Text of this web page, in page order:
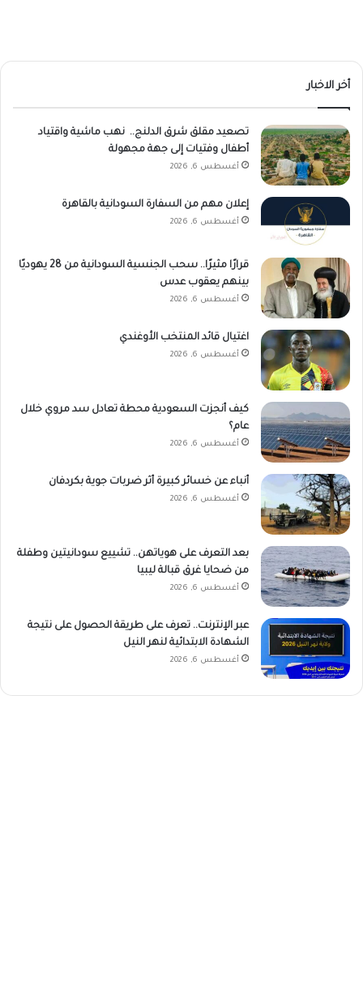
أخر الاخبار
تصعيد مقلق شرق الدلنج.. نهب ماشية واقتياد
أطفال وفتيات إلى جهة مجهولة
أغسطس 6, 2026
إعلان مهم من السفارة السودانية بالقاهرة
أغسطس 6, 2026
قرارًا مثيرًا.. سحب الجنسية السودانية من 28 يهوديًا
بينهم يعقوب عدس
أغسطس 6, 2026
اغتيال قائد المنتخب الأوغندي
أغسطس 6, 2026
كيف أنجزت السعودية محطة تعادل سد مروي خلال
عام؟
أغسطس 6, 2026
أنباء عن خسائر كبيرة أثر ضربات جوية بكردفان
أغسطس 6, 2026
بعد التعرف على هوياتهن.. تشييع سودانيتين وطفلة
من ضحايا غرق قبالة ليبيا
أغسطس 6, 2026
عبر الإنترنت.. تعرف على طريقة الحصول على نتيجة
الشهادة الابتدائية لنهر النيل
أغسطس 6, 2026